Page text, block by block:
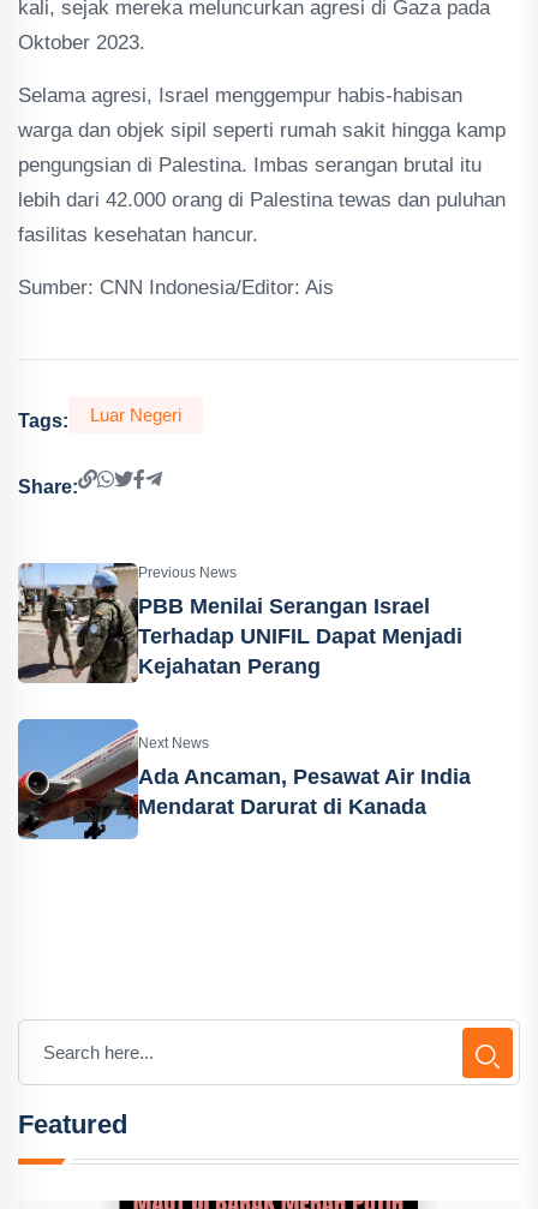
kali, sejak mereka meluncurkan agresi di Gaza pada
Oktober 2023.
Selama agresi, Israel menggempur habis-habisan
warga dan objek sipil seperti rumah sakit hingga kamp
pengungsian di Palestina. Imbas serangan brutal itu
lebih dari 42.000 orang di Palestina tewas dan puluhan
fasilitas kesehatan hancur.
Sumber: CNN Indonesia/Editor: Ais
Tags: Luar Negeri
Share:
Previous News
PBB Menilai Serangan Israel
Terhadap UNIFIL Dapat Menjadi
Kejahatan Perang
Next News
Ada Ancaman, Pesawat Air India
Mendarat Darurat di Kanada
Featured